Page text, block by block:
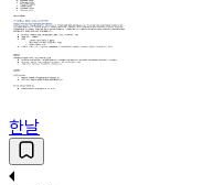
한날